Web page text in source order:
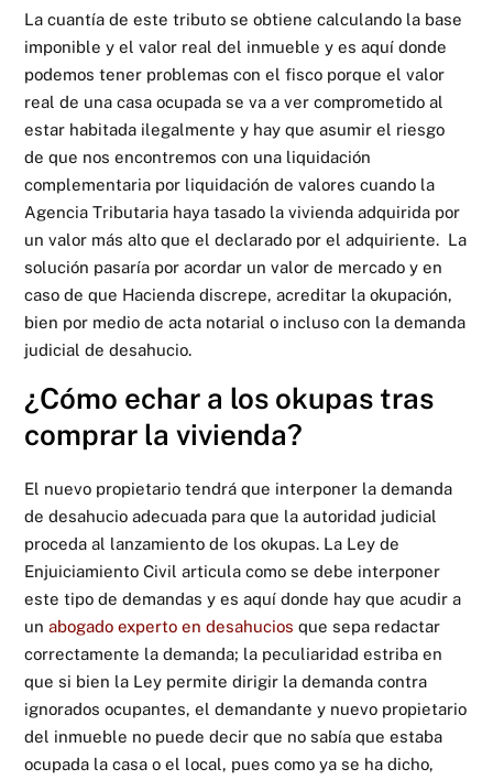
La cuantía de este tributo se obtiene calculando la base
imponible y el valor real del inmueble y es aquí donde
podemos tener problemas con el fisco porque el valor
real de una casa ocupada se va a ver comprometido al
estar habitada ilegalmente y hay que asumir el riesgo
de que nos encontremos con una liquidación
complementaria por liquidación de valores cuando la
Agencia Tributaria haya tasado la vivienda adquirida por
un valor más alto que el declarado por el adquiriente. La
solución pasaría por acordar un valor de mercado y en
caso de que Hacienda discrepe, acreditar la okupación,
bien por medio de acta notarial o incluso con la demanda
judicial de desahucio.
¿Cómo echar a los okupas tras
comprar la vivienda?
El nuevo propietario tendrá que interponer la demanda
de desahucio adecuada para que la autoridad judicial
proceda al lanzamiento de los okupas. La Ley de
Enjuiciamiento Civil articula como se debe interponer
este tipo de demandas y es aquí donde hay que acudir a
unabogado experto en desahucios que sepa redactar
correctamente la demanda; la peculiaridad estriba en
que si bien la Ley permite dirigir la demanda contra
ignorados ocupantes, el demandante y nuevo propietario
del inmueble no puede decir que no sabía que estaba
ocupada la casa o el local, pues como ya se ha dicho,